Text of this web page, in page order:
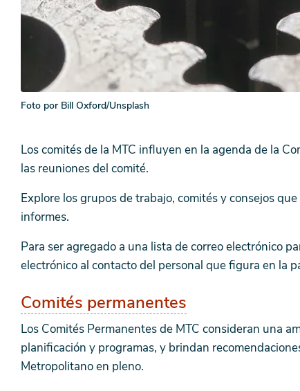
Foto por Bill Oxford/Unsplash
Los comités de la MTC influyen en la agenda de la
las reuniones del comité.
Explore los grupos de trabajo, comités y consejos
informes.
Para ser agregado a una lista de correo electrónico
electrónico al contacto del personal que figura en la
Comités permanentes
Los Comités Permanentes de MTC consideran una
planificación y programas, y brindan
Metropolitano en pleno.